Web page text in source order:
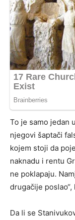
To je samo jedan
njegovi šaptači
kojem stoji da
naknadu i rentu
ne poklapaju.
drugačije
Da li se